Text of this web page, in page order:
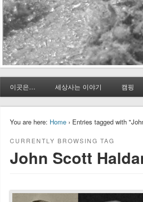
이곳은… 세상사는 이야기 캠핑
You are here: Home› Entries tagged with
CURRENTLY BROWSING TAG
John Scott